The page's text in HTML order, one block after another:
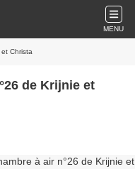
MENU
Christa
de Krijnie et